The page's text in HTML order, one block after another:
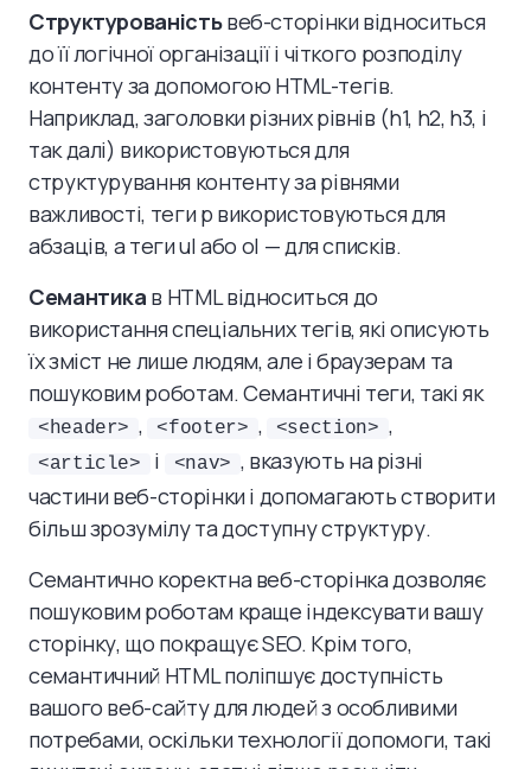
Структурованістьвеб-сторінки відноситься
до її логічної організації і чіткого розподілу
контенту за допомогою HTML-тегів.
Наприклад, заголовки різних рівнів (h1, h2, h3, і
так далі) використовуються для
структурування контенту за рівнями
важливості, теги p використовуються для
абзаців, а теги ul або ol — для списків.
Семантика в HTML відноситься до
використання спеціальних тегів, які описують
їх зміст не лише людям, але і браузерам та
пошуковим роботам. Семантичні теги, такі як
<header> , <footer> , <section> ,
<article> і <nav> , вказують на різні
частини веб-сторінки і допомагають створити
більш зрозумілу та доступну структуру.
Семантично коректна веб-сторінка дозволяє
пошуковим роботам краще індексувати вашу
сторінку, що покращує SEO. Крім того,
семантичний HTML поліпшує доступність
вашого веб-сайту для людей з особливими
потребами, оскільки технології допомоги, такі